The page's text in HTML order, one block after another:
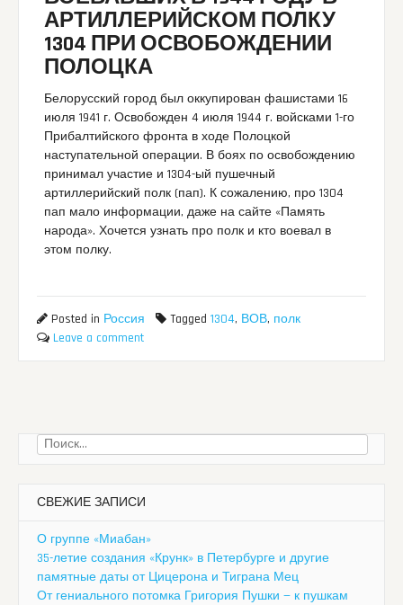
АРТИЛЛЕРИЙСКОМ ПОЛКУ
1304 ПРИ ОСВОБОЖДЕНИИ
ПОЛОЦКА
Белорусский город был оккупирован фашистами 16
июля 1941 г. Освобожден 4 июля 1944 г. войсками 1-го
Прибалтийского фронта в ходе Полоцкой
наступательной операции. В боях по освобождению
принимал участие и 1304-ый пушечный
артиллерийский полк (пап). К сожалению, про 1304
пап мало информации, даже на сайте «Память
народа». Хочется узнать про полк и кто воевал в
этом полку.
Posted in Россия Tagged1304, ВОВ, полк
Leave a comment
Найти:
СВЕЖИЕ ЗАПИСИ
О группе «Миабан»
35-летие создания «Крунк» в Петербурге и другие
памятные даты от Цицерона и Тиграна Мец
От гениального потомка Григория Пушки — к пушкам